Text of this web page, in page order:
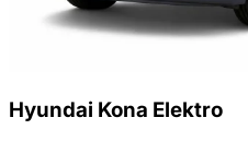
Hyundai Kona Elektro